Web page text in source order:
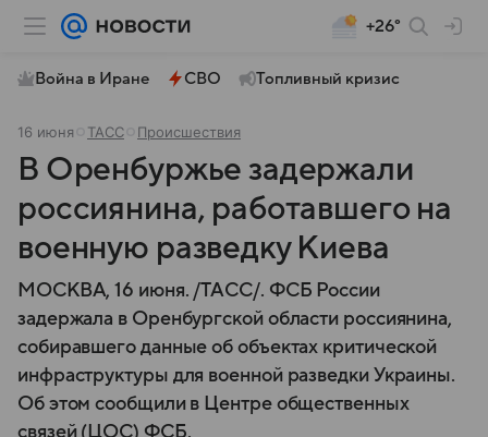
+26°
Война в Иране СВО Топливный кризис
16 июня ТАСС Происшествия
В Оренбуржье задержали
россиянина, работавшего на
военную разведку Киева
МОСКВА, 16 июня. /ТАСС/. ФСБ России
задержала в Оренбургской области россиянина,
собиравшего данные об объектах критической
инфраструктуры для военной разведки Украины.
Об этом сообщили в Центре общественных
связей (ЦОС) ФСБ.